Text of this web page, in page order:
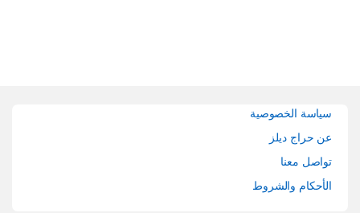
سياسة الخصوصية
عن حراج ديلز
تواصل معنا
الأحكام والشروط